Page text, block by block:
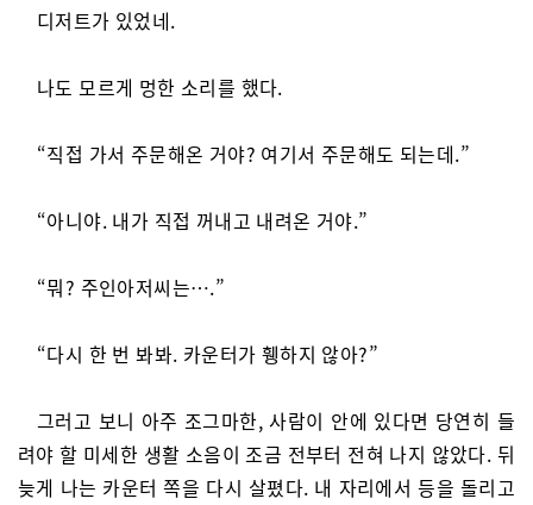
디저트가 있었네.
나도 모르게 멍한 소리를 했다.
“직접 가서 주문해온 거야? 여기서 주문해도 되는데.”
“아니야. 내가 직접 꺼내고 내려온 거야.”
“뭐? 주인아저씨는….”
“다시 한 번 봐봐. 카운터가 휑하지 않아?”
그러고 보니 아주 조그마한, 사람이 안에 있다면 당연히 들
려야 할 미세한 생활 소음이 조금 전부터 전혀 나지 않았다. 뒤
늦게 나는 카운터 쪽을 다시 살폈다. 내 자리에서 등을 돌리고